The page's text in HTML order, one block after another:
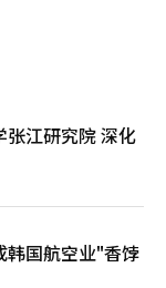
但在其中不放弃对
人工智能（AI）
的世界杯来增进亲
人中，已有一名
票所附近的记者被
求书。 警方
由的事件，计划迅
报道经人工智能
如果明年首尔世界
期待教皇的平壤之
选
是对朝鲜7000个
的特别检察官的无
为。”此外，他们
出了有罪判决，接
检察官的主张。”※
张江研究院 深化
韩国航空业"香饽